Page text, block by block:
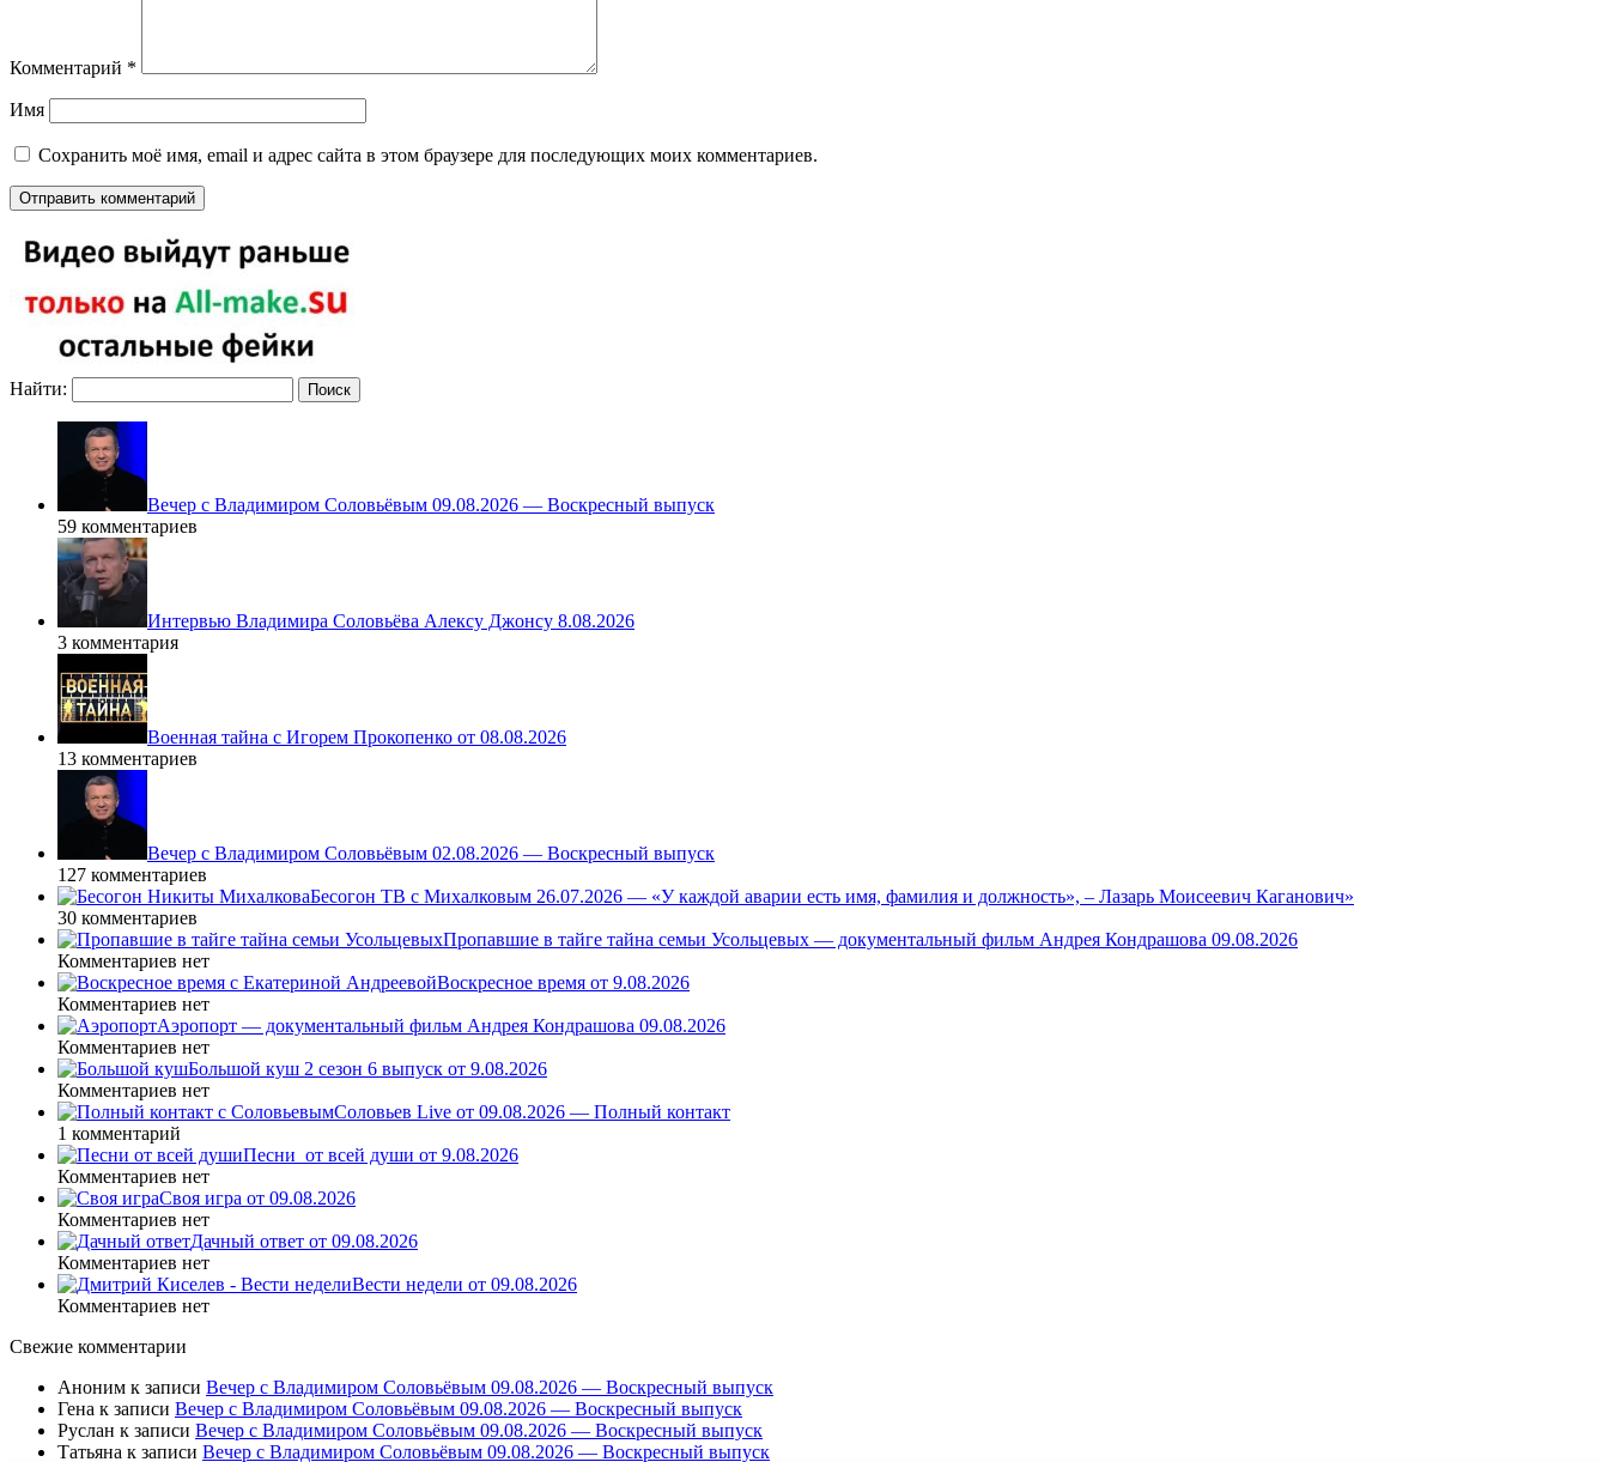
Комментарий *
Имя
Сохранить моё имя, email и адрес сайта в этом браузере для последующих моих комментариев.
Найти:
Вечер с Владимиром Соловьёвым 09.08.2026 — Воскресный выпуск
59 комментариев
Интервью Владимира Соловьёва Алексу Джонсу 8.08.2026
3 комментария
Военная тайна с Игорем Прокопенко от 08.08.2026
13 комментариев
Вечер с Владимиром Соловьёвым 02.08.2026 — Воскресный выпуск
127 комментариев
Бесогон ТВ с Михалковым 26.07.2026 — «У каждой аварии есть имя, фамилия и должность», – Лазарь Моисеевич Каганович»
30 комментариев
Пропавшие в тайге тайна семьи Усольцевых — документальный фильм Андрея Кондрашова 09.08.2026
Комментариев нет
Воскресное время от 9.08.2026
Комментариев нет
Аэропорт — документальный фильм Андрея Кондрашова 09.08.2026
Комментариев нет
Большой куш 2 сезон 6 выпуск от 9.08.2026
Комментариев нет
Соловьев Live от 09.08.2026 — Полный контакт
1 комментарий
Песни_от всей души от 9.08.2026
Комментариев нет
Своя игра от 09.08.2026
Комментариев нет
Дачный ответ от 09.08.2026
Комментариев нет
Вести недели от 09.08.2026
Комментариев нет
Свежие комментарии
Аноним к записи Вечер с Владимиром Соловьёвым 09.08.2026 — Воскресный выпуск
Гена к записи Вечер с Владимиром Соловьёвым 09.08.2026 — Воскресный выпуск
Руслан к записи Вечер с Владимиром Соловьёвым 09.08.2026 — Воскресный выпуск
Татьяна к записи Вечер с Владимиром Соловьёвым 09.08.2026 — Воскресный выпуск